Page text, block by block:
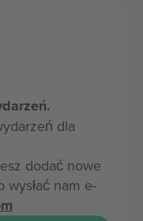
dla
dodać nowe
nam e-